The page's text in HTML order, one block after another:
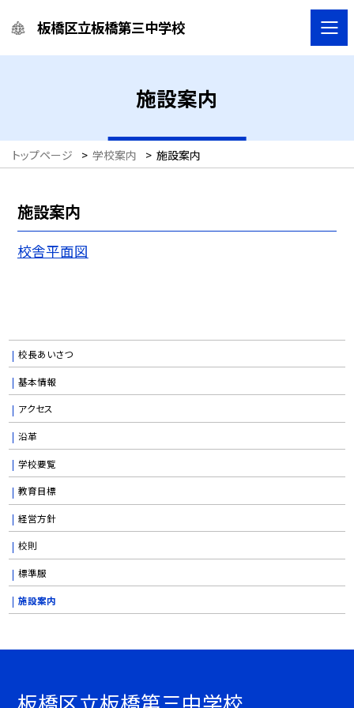
板橋区立板橋第三中学校
施設案内
トップページ > 学校案内 > 施設案内
施設案内
校舎平面図
校長あいさつ
基本情報
アクセス
沿革
学校要覧
教育目標
経営方針
校則
標準服
施設案内